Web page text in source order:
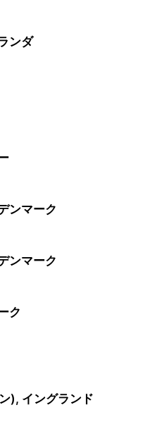
ンダ
ンマーク
ンマーク
ク
), イングランド